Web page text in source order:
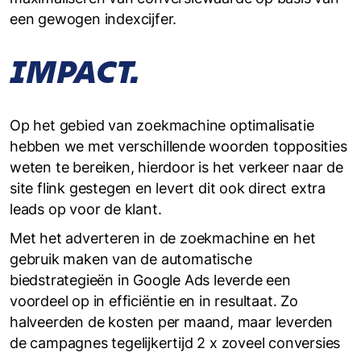
een gewogen indexcijfer.
IMPACT.
Op het gebied van zoekmachine optimalisatie
hebben we met verschillende woorden topposities
weten te bereiken, hierdoor is het verkeer naar de
site flink gestegen en levert dit ook direct extra
leads op voor de klant.
Met het adverteren in de zoekmachine en het
gebruik maken van de automatische
biedstrategieën in Google Ads leverde een
voordeel op in efficiëntie en in resultaat. Zo
halveerden de kosten per maand, maar leverden
de campagnes tegelijkertijd 2 x zoveel conversies